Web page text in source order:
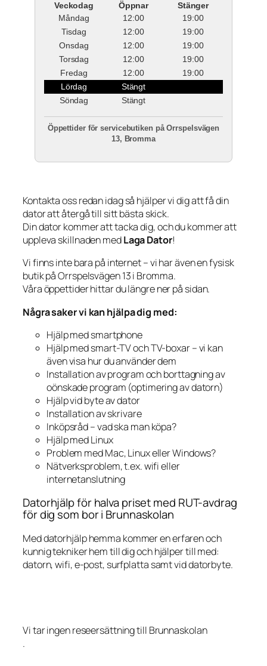
Veckodag Öppnar
Stänger
Måndag
12:00
19:00
Tisdag
12:00
19:00
Onsdag
12:00
19:00
Torsdag
12:00
19:00
Fredag
12:00
19:00
Lördag
Stängt
Söndag
Stängt
Öppettider för servicebutiken på Orrspelsvägen
13, Bromma
Kontakta oss redan idag så hjälper vi dig att få din
dator att återgå till sitt bästa skick.
Din dator kommer att tacka dig, och du kommer att
uppleva skillnaden medLaga Dator!
Vi finns inte bara på internet – vi har även en fysisk
butik på Orrspelsvägen 13 i Bromma.
Våra öppettider hittar du längre ner på sidan.
Några saker vi kan hjälpa dig med:
Hjälp med smartphone
Hjälp med smart-TV och TV-boxar – vi kan
även visa hur du använder dem
Installation av program och borttagning av
oönskade program (optimering av datorn)
Hjälp vid byte av dator
Installation av skrivare
Inköpsråd – vad ska man köpa?
Hjälp med Linux
Problem med Mac, Linux eller Windows?
Nätverksproblem, t.ex. wifi eller
internetanslutning
Datorhjälp för halva priset med RUT-avdrag
för dig som bor i Brunnaskolan
Med datorhjälp hemma kommer en erfaren och
kunnig tekniker hem till dig och hjälper till med:
datorn, wifi, e-post, surfplatta samt vid datorbyte.
Vi tar ingen reseersättning till Brunnaskolan
.